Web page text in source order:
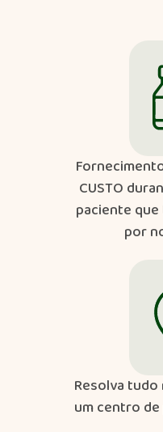
CUSTO
paciente
por
Resolva tudo
um centro